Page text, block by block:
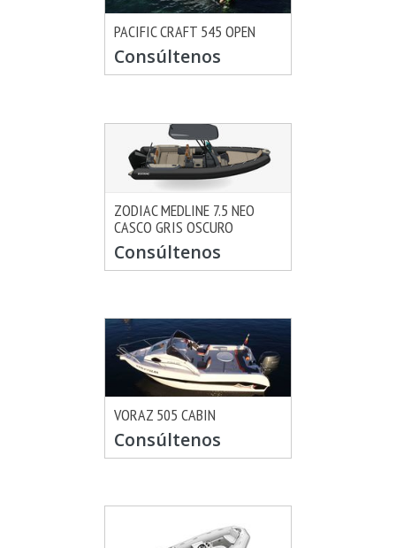
CONSULTAR
PACIFIC CRAFT 545 OPEN
Consúltenos
CONSULTAR
ZODIAC MEDLINE 7.5 NEO
CASCO GRIS OSCURO
Consúltenos
CONSULTAR
VORAZ 505 CABIN
Consúltenos